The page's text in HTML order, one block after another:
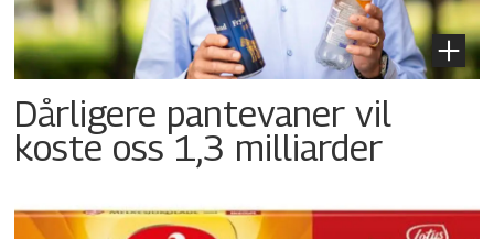
Dårligere pantevaner vil
koste oss 1,3 milliarder